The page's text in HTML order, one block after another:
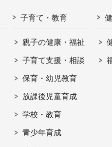
子育て・教育
親子の健康・福祉
子育て支援・相談
保育・幼児教育
放課後児童育成
学校・教育
青少年育成